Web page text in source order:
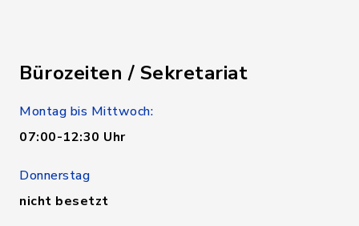
Bürozeiten / Sekretariat
Montag bis Mittwoch:
07:00-12:30 Uhr
Donnerstag
nicht besetzt